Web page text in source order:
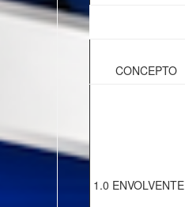
CONCEPTO
1.0 ENVOLVENTE